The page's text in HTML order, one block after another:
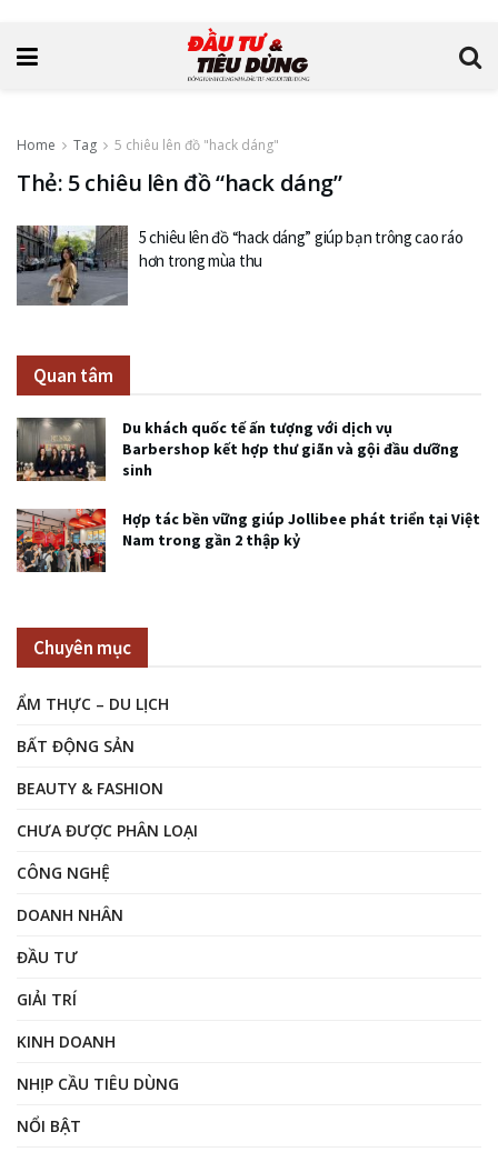
Home Tag 5 chiêu lên đồ "hack dáng"
Thẻ: 5 chiêu lên đồ “hack dáng”
5 chiêu lên đồ “hack dáng” giúp bạn trông cao ráo
hơn trong mùa thu
Quan tâm
Du khách quốc tế ấn tượng với dịch vụ
Barbershop kết hợp thư giãn và gội đầu dưỡng
sinh
Hợp tác bền vững giúp Jollibee phát triển tại Việt
Nam trong gần 2 thập kỷ
Chuyên mục
ẨM THỰC – DU LỊCH
BẤT ĐỘNG SẢN
BEAUTY & FASHION
CHƯA ĐƯỢC PHÂN LOẠI
CÔNG NGHỆ
DOANH NHÂN
ĐẦU TƯ
GIẢI TRÍ
KINH DOANH
NHỊP CẦU TIÊU DÙNG
NỔI BẬT